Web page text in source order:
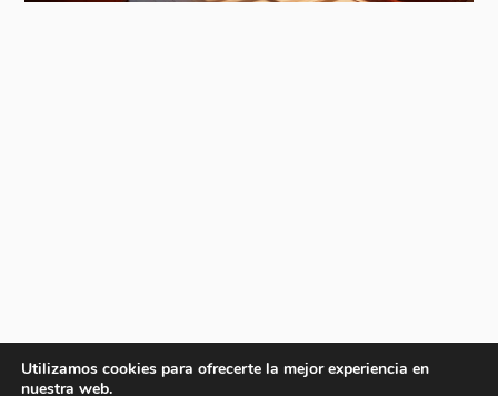
Utilizamos cookies para ofrecerte la mejor experiencia en
nuestra web.